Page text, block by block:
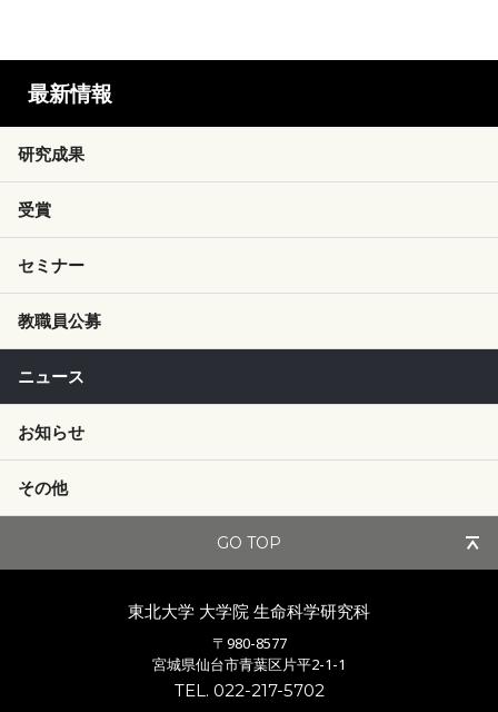
最新情報
研究成果
受賞
セミナー
教職員公募
ニュース
お知らせ
その他
GO TOP
東北大学 大学院 生命科学研究科
〒980-8577
宮城県仙台市青葉区片平2-1-1
TEL. 022-217-5702